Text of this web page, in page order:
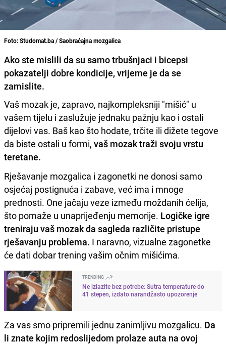
Foto: Studomat.ba / Saobraćajna mozgalica
Ako ste mislili da su samo trbušnjaci i bicepsi
pokazatelji dobre kondicije, vrijeme je da se
zamislite.
Vaš mozak je, zapravo, najkompleksniji "mišić" u
vašem tijelu i zaslužuje jednaku pažnju kao i ostali
dijelovi vas. Baš kao što hodate, trčite ili dižete tegove
da biste ostali u formi, vaš mozak traži svoju vrstu
teretane.
Rješavanje mozgalica i zagonetki ne donosi samo
osjećaj postignuća i zabave, već ima i mnoge
prednosti. One jačaju veze između moždanih ćelija,
što pomaže u unaprijeđenju memorije. Logičke igre
treniraju vaš mozak da sagleda različite pristupe
rješavanju problema. I naravno, vizualne zagonetke
će dati dobar trening vašim očnim mišićima.
TRENDING
Ne izlazite bez potrebe: Sutra temperature do
41 stepen, izdato narandžasto upozorenje
Za vas smo pripremili jednu zanimljivu mozgalicu. Da
li znate kojim redoslijedom prolaze auta na ovoj